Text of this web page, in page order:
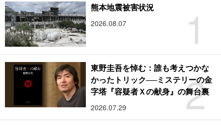
1
熊本地震被害状況
2026.08.07
2
東野圭吾を悼む：誰も考えつかな
かったトリック──ミステリーの金
字塔『容疑者Ｘの献身』の舞台裏
2026.07.29